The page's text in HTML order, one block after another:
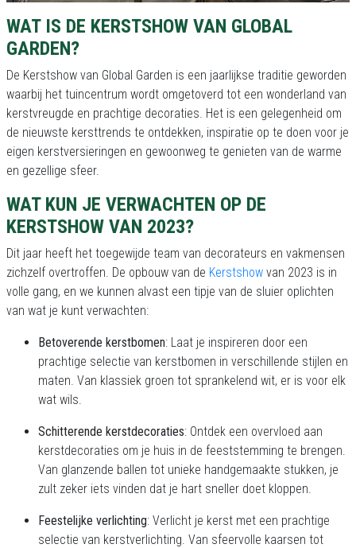
WAT IS DE KERSTSHOW VAN GLOBAL
GARDEN?
De Kerstshow van Global Garden is een jaarlijkse traditie geworden
waarbij het tuincentrum wordt omgetoverd tot een wonderland van
kerstvreugde en prachtige decoraties. Het is een gelegenheid om
de nieuwste kersttrends te ontdekken, inspiratie op te doen voor je
eigen kerstversieringen en gewoonweg te genieten van de warme
en gezellige sfeer.
WAT KUN JE VERWACHTEN OP DE
KERSTSHOW VAN 2023?
Dit jaar heeft het toegewijde team van decorateurs en vakmensen
zichzelf overtroffen. De opbouw van de Kerstshow van 2023 is in
volle gang, en we kunnen alvast een tipje van de sluier oplichten
van wat je kunt verwachten:
Betoverende kerstbomen: Laat je inspireren door een
prachtige selectie van kerstbomen in verschillende stijlen en
maten. Van klassiek groen tot sprankelend wit, er is voor elk
wat wils.
Schitterende kerstdecoraties: Ontdek een overvloed aan
kerstdecoraties om je huis in de feeststemming te brengen.
Van glanzende ballen tot unieke handgemaakte stukken, je
zult zeker iets vinden dat je hart sneller doet kloppen.
Feestelijke verlichting: Verlicht je kerst met een prachtige
selectie van kerstverlichting. Van sfeervolle kaarsen tot